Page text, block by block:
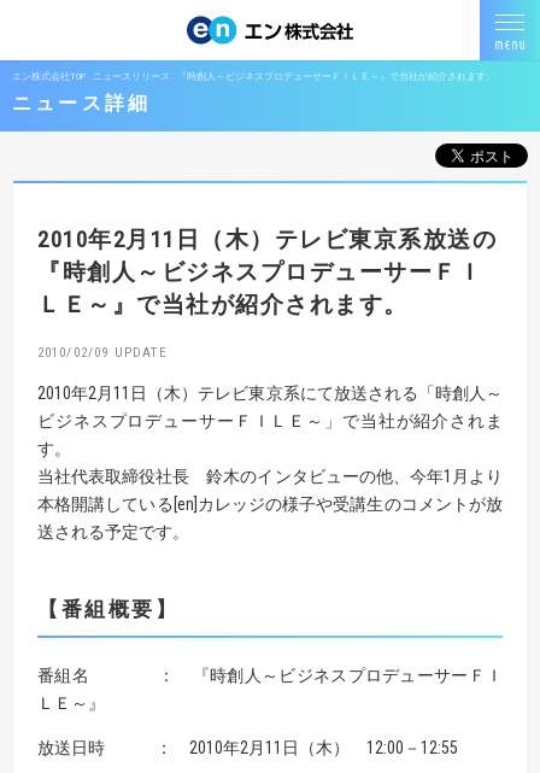
エン株式会社TOP ニュースリリース 『時創人～ビジネスプロデューサーＦＩＬＥ～』で当社が紹介されます。
ニュース詳細
2010年2月11日（木）テレビ東京系放送の
『時創人～ビジネスプロデューサーＦＩ
ＬＥ～』 で当社が紹介されます。
2010/02/09
2010年2月11日（木）テレビ東京系にて放送される「時創人～
ビジネスプロデューサーＦＩＬＥ～」で当社が紹介されま
す。
当社代表取締役社長 鈴木のインタビューの他、今年1月より
本格開講している[en]カレッジの様子や受講生のコメントが放
送される予定です。
【番組概要】
番組名 ： 『時創人～ビジネスプロデューサーＦＩ
ＬＥ～』
放送日時 ： 2010年2月11日（木） 12:00－12:55